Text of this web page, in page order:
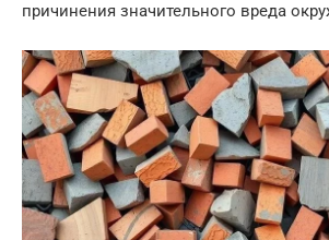
причинения значительного вреда